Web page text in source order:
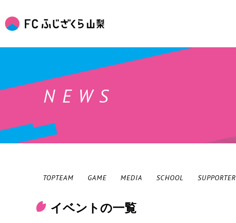
NEWS
TOPTEAM GAME MEDIA SCHOOL SUPPORTER
イベントの一覧